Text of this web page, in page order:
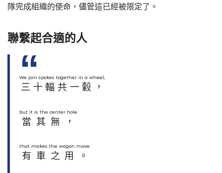
隊完成組織的使命，儘管這已經被限定了。
聯繫起合適的人
三十輻共一轂，
We join spokes together in a wheel,
當其無，
but it is the center hole
有車之用。
that makes the wagon move.